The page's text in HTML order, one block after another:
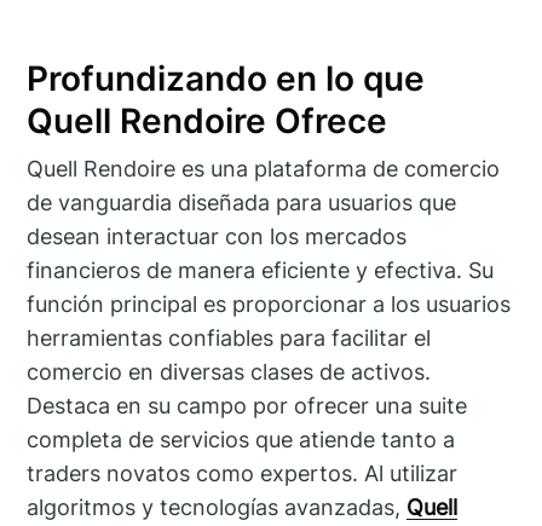
Profundizando en lo que
Quell Rendoire Ofrece
Quell Rendoire es una plataforma de comercio
de vanguardia diseñada para usuarios que
desean interactuar con los mercados
financieros de manera eficiente y efectiva. Su
función principal es proporcionar a los usuarios
herramientas confiables para facilitar el
comercio en diversas clases de activos.
Destaca en su campo por ofrecer una suite
completa de servicios que atiende tanto a
traders novatos como expertos. Al utilizar
algoritmos y tecnologías avanzadas, Quell